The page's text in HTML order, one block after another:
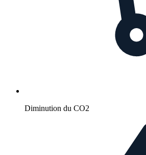
Diminution du CO2